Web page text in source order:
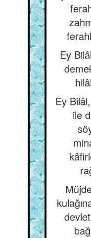
Ey
Ey
ile